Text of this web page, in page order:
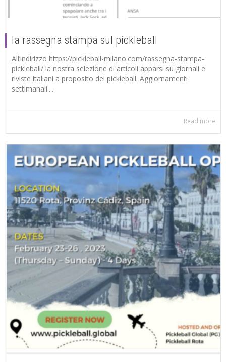
la rassegna stampa sul pickleball
All’indirizzo https://pickleball-milano.com/rassegna-stampa-
pickleball/ la nostra selezione di articoli apparsi su giornali e
riviste italiani a proposito del pickleball. Aggiornamenti
settimanali....
Read more